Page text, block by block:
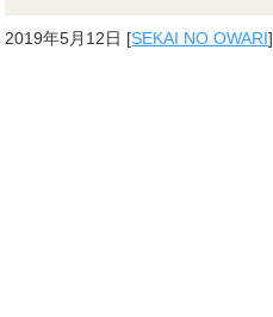
2019年5月12日 [SEKAI NO OWARI]